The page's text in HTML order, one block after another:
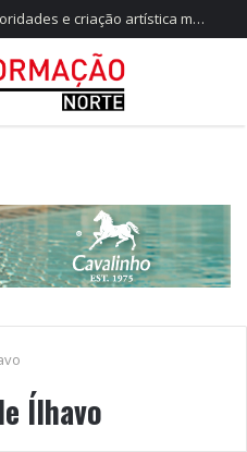
Grandes nomes, novas sonoridades e criação artística marcam a nova temporada do CTAL
Ílhavo